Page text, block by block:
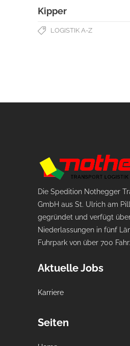
Kipper
LOGISTIK A-Z
Die Spedition Nothegger
GmbH aus St. Ulrich am
gegründet und verfügt
Niederlassungen in fünf
Fuhrpark von über 700
Aktuelle Jobs
Karriere
Seiten